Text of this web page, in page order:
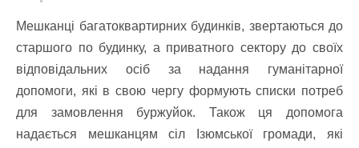
Мешканці багатоквартирних будинків, звертаються до
старшого по будинку, а приватного сектору до своїх
відповідальних осіб за надання гуманітарної
допомоги, які в свою чергу формують списки потреб
для замовлення буржуйок. Також ця допомога
надається мешканцям сіл Ізюмської громади, які